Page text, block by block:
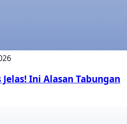
Ini Alasan Tabungan